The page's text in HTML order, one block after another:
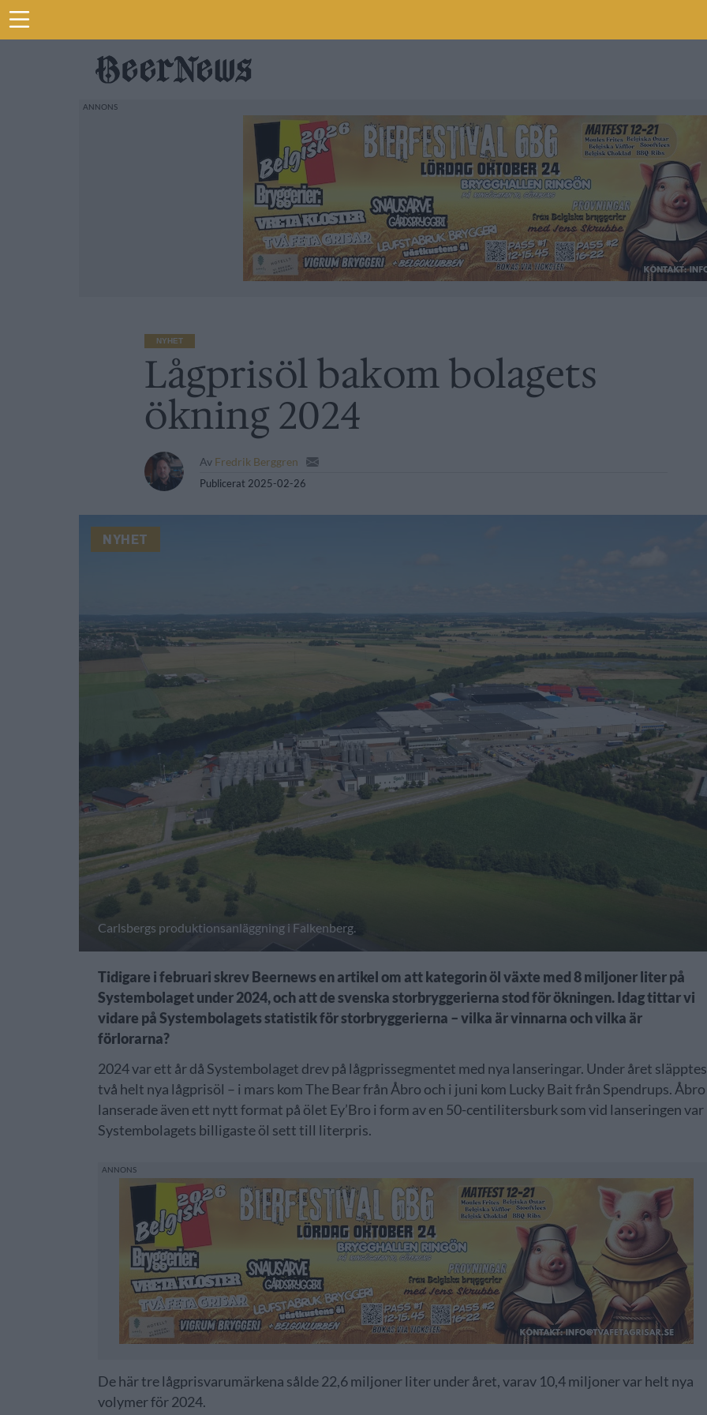
NYHET
Lågprisöl bakom bolagets
ökning 2024
Av Fredrik Berggren
Publicerat 2025-02-26
NYHET
Carlsbergs produktionsanläggning i Falkenberg.
Tidigare i februari skrev Beernews en artikel om att kategorin öl växte med 8 miljoner liter på
Systembolaget under 2024, och att de svenska storbryggerierna stod för ökningen. Idag tittar vi
vidare på Systembolagets statistik för storbryggerierna – vilka är vinnarna och vilka är
förlorarna?
2024 var ett år då Systembolaget drev på lågprissegmentet med nya lanseringar. Under året släpptes
två helt nya lågprisöl – i mars kom The Bear från Åbro och i juni kom Lucky Bait från Spendrups. Åbro
lanserade även ett nytt format på ölet Ey’Bro i form av en 50-centilitersburk som vid lanseringen var
Systembolagets billigaste öl sett till literpris.
De här tre lågprisvarumärkena sålde 22,6 miljoner liter under året, varav 10,4 miljoner var helt nya
volymer för 2024.